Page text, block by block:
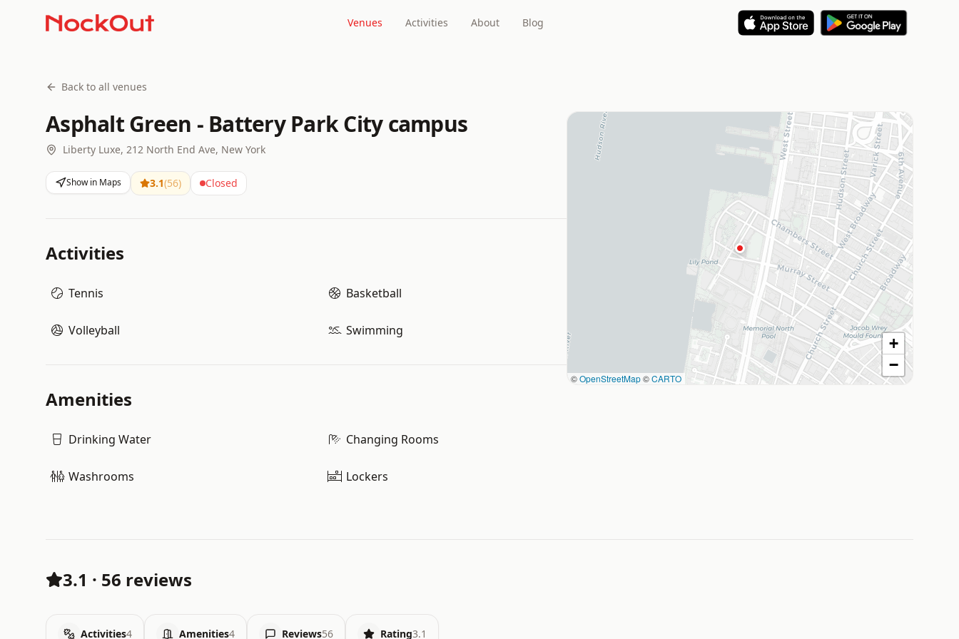
Venues Activities About Blog
Back to all venues
Asphalt Green - Battery Park City campus
Liberty Luxe, 212 North End Ave, New York
Show in Maps 3.1(56) Closed
Activities
Tennis Basketball
Volleyball Swimming
Amenities
Drinking Water Changing Rooms
Washrooms Lockers
©OpenStreetMap©CARTO
+
−
3.1 · 56 reviews
Activities4 Amenities4 Reviews56 Rating3.1